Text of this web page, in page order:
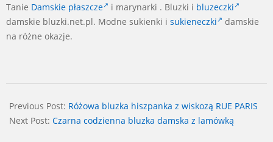
Tanie Damskie płaszcze i marynarki . Bluzki i bluzeczki
damskie bluzki.net.pl. Modne sukienki i sukieneczki
damskie
na różne okazje.
06-
29
Previous Post: Różowa bluzka hiszpanka z wiskozą RUE PARIS
Next Post: Czarna codzienna bluzka damska z lamówką